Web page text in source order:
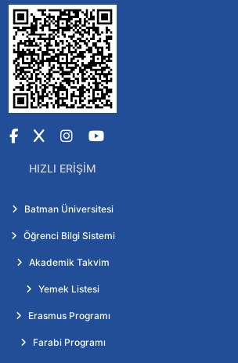
Facebook
X Instagram
YouTube
HIZLI ERIŞIM
Batman Üniversitesi
Öğrenci Bilgi Sistemi
Akademik Takvim
Yemek Listesi
Erasmus Programı
Farabi Programı